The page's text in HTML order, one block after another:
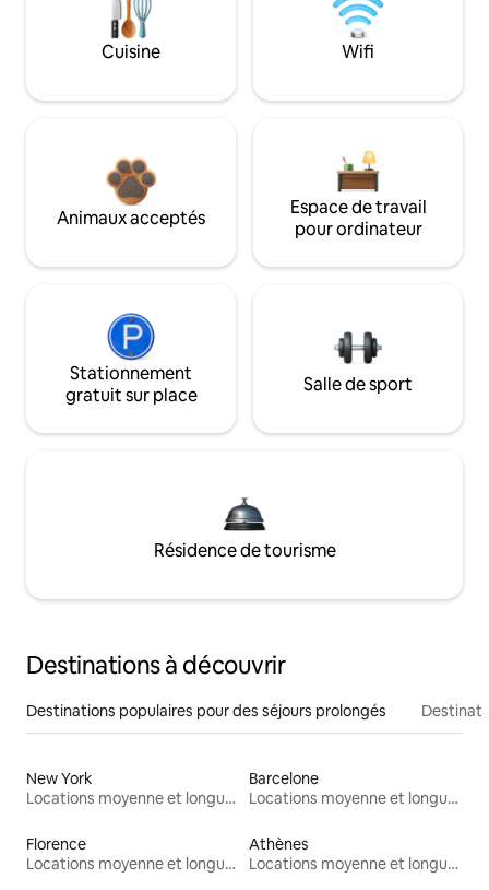
Cuisine Wifi
Animaux acceptés
Espace de travail
pour ordinateur
Stationnement
gratuit sur place
Salle de sport
Résidence de tourisme
Destinations à découvrir
Destinations populaires pour des séjours prolongés
New York
Locations moyenne et longue durée
Barcelone
Locations moyenne et longue durée
Florence
Locations moyenne et longue durée
Athènes
Locations moyenne et longue durée